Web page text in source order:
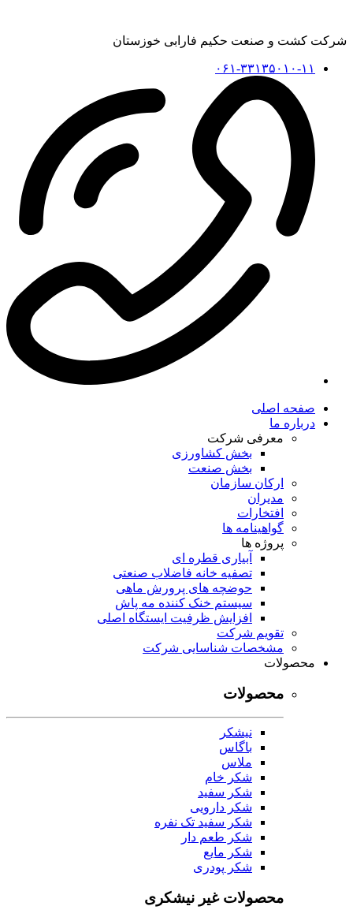
شرکت کشت و صنعت حکیم فارابی خوزستان
۰۶۱-۳۳۱۳۵۰۱۰-۱۱
صفحه اصلی
درباره ما
معرفی شرکت
بخش کشاورزی
بخش صنعت
ارکان سازمان
مدیران
افتخارات
گواهینامه ها
پروژه ها
آبیاری قطره ای
تصفیه خانه فاضلاب صنعتی
حوضچه های پرورش ماهی
سیستم خنک کننده مه پاش
افزایش ظرفیت ایستگاه اصلی
تقویم شرکت
مشخصات شناسایی شرکت
محصولات
محصولات
نیشکر
باگاس
ملاس
شکر خام
شکر سفید
شکر دارویی
شکر سفید تک نفره
شکر طعم دار
شکر مایع
شکر پودری
محصولات غیر نیشکری